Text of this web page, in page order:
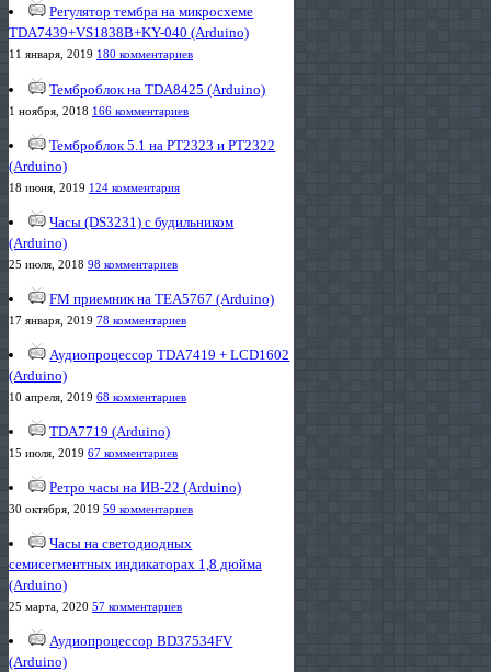
Регулятор тембра на микросхеме
TDA7439+VS1838B+KY-040 (Arduino)
11 января, 2019 180 комментариев
Темброблок на TDA8425 (Arduino)
1 ноября, 2018 166 комментариев
Темброблок 5.1 на PT2323 и PT2322
(Arduino)
18 июня, 2019 124 комментария
Часы (DS3231) с будильником
(Arduino)
25 июля, 2018 98 комментариев
FM приемник на TEA5767 (Arduino)
17 января, 2019 78 комментариев
Аудиопроцессор TDA7419 + LCD1602
(Arduino)
10 апреля, 2019 68 комментариев
TDA7719 (Arduino)
15 июля, 2019 67 комментариев
Ретро часы на ИВ-22 (Arduino)
30 октября, 2019 59 комментариев
Часы на светодиодных
семисегментных индикаторах 1,8 дюйма
(Arduino)
25 марта, 2020 57 комментариев
Аудиопроцессор BD37534FV
(Arduino)